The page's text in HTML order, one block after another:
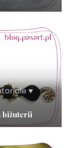
♥
biżuterii